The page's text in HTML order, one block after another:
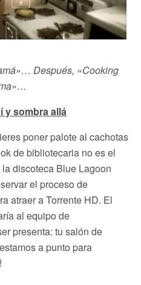
Después, «Cooking
y sombra allá
poner palote al cachotas
de bibliotecaria no es el
discoteca Blue Lagoon
el proceso de
atraer a Torrente HD. El
al equipo de
presenta: tu salón de
a punto para